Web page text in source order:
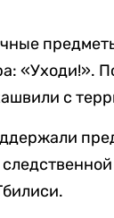
«Уходи!».
с